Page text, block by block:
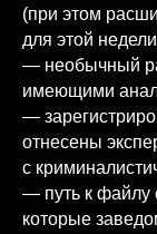
(при этом
для этой
— необычный
имеющими
—
отнесены
с
— путь к файлу
которые